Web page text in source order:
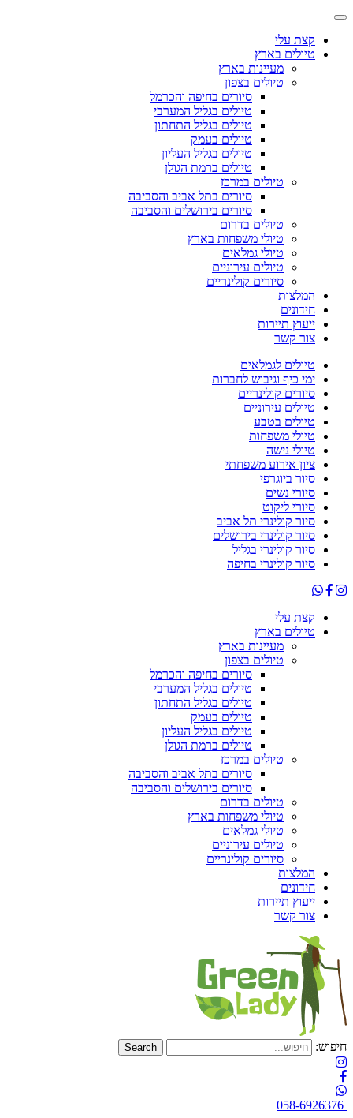
קצת עלי
טיולים בארץ
מעיינות בארץ
טיולים בצפון
סיורים בחיפה והכרמל
טיולים בגליל המערבי
טיולים בגליל התחתון
טיולים בעמק
טיולים בגליל העליון
טיולים ברמת הגולן
טיולים במרכז
סיורים בתל אביב והסביבה
סיורים בירושלים והסביבה
טיולים בדרום
טיולי משפחות בארץ
טיולי גמלאים
טיולים עירוניים
סיורים קולינריים
המלצות
חידונים
ייעוץ תיירות
צור קשר
טיולים לגמלאים
ימי כיף וגיבוש לחברות
סיורים קולינריים
טיולים עירוניים
טיולים בטבע
טיולי משפחות
טיולי נישה
ציון אירוע משפחתי
סיור ביוגרפי
סיורי נשים
סיורי ליקוט
סיור קולינרי תל אביב
סיור קולינרי בירושלים
סיור קולינרי בגליל
סיור קולינרי בחיפה
קצת עלי
טיולים בארץ
מעיינות בארץ
טיולים בצפון
סיורים בחיפה והכרמל
טיולים בגליל המערבי
טיולים בגליל התחתון
טיולים בעמק
טיולים בגליל העליון
טיולים ברמת הגולן
טיולים במרכז
סיורים בתל אביב והסביבה
סיורים בירושלים והסביבה
טיולים בדרום
טיולי משפחות בארץ
טיולי גמלאים
טיולים עירוניים
סיורים קולינריים
המלצות
חידונים
ייעוץ תיירות
צור קשר
חיפוש:
058-6926376